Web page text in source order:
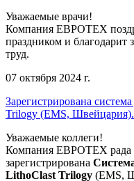
Уважаемые врачи!
Компания ЕВРОТЕХ
праздником и
труд.
07 октября 2024 г.
Зарегистрирована
Trilogy (EMS, Швейцария).
Уважаемые коллеги!
Компания ЕВРОТЕХ рада
зарегистрирована
LithoClast Trilogy (EMS,